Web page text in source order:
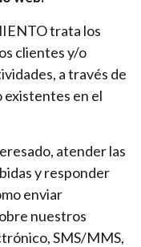
trata los
clientes y/o
a través de
en el
atender las
y responder
enviar
nuestros
SMS/MMS,